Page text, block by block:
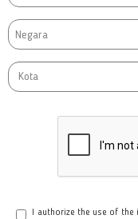
Negara
I authorize the use of the